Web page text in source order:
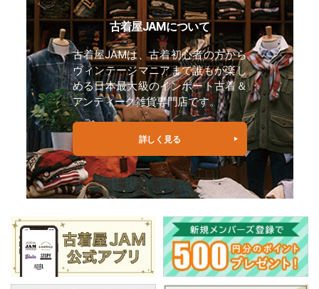
古着屋JAMについて
古着屋JAMは、古着初心者の方から
ヴィンテージマニアまで誰もが楽し
める日本最大級のインポート古着＆
アンティーク雑貨専門店です。
詳しく見る